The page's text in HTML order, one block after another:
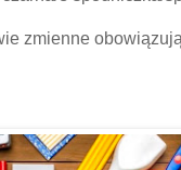
zmienne